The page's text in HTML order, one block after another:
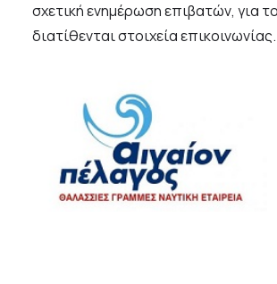
σχετική ενημέρωση επιβατών, για
διατίθενται στοιχεία επικοινωνίας.